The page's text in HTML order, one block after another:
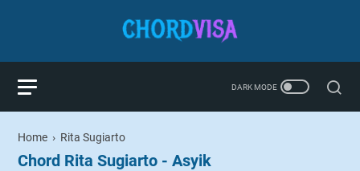
Home › Rita Sugiarto
Chord Rita Sugiarto - Asyik